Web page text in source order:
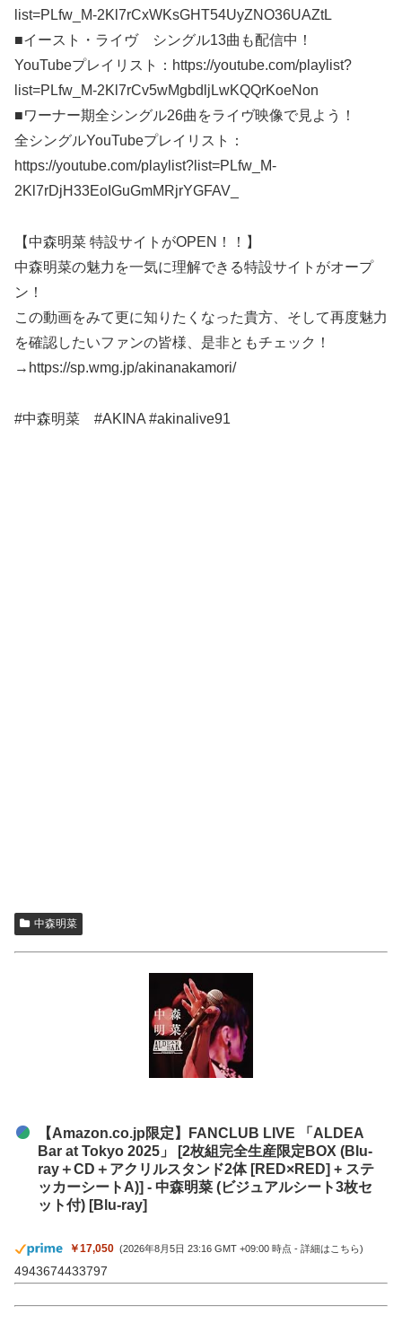
list=PLfw_M-2Kl7rCxWKsGHT54UyZNO36UAZtL
■イースト・ライヴ シングル13曲も配信中！
YouTubeプレイリスト：https://youtube.com/playlist?
list=PLfw_M-2Kl7rCv5wMgbdljLwKQQrKoeNon
■ワーナー期全シングル26曲をライヴ映像で見よう！
全シングルYouTubeプレイリスト：
https://youtube.com/playlist?list=PLfw_M-
2Kl7rDjH33EoIGuGmMRjrYGFAV_
【中森明菜 特設サイトがOPEN！！】
中森明菜の魅力を一気に理解できる特設サイトがオープ
ン！
この動画をみて更に知りたくなった貴方、そして再度魅力
を確認したいファンの皆様、是非ともチェック！
→https://sp.wmg.jp/akinanakamori/
#中森明菜 #AKINA #akinalive91
中森明菜
【Amazon.co.jp限定】FANCLUB LIVE 「ALDEA
Bar at Tokyo 2025」 [2枚組完全生産限定BOX (Blu-
ray＋CD＋アクリルスタンド2体 [RED×RED] + ステ
ッカーシートA)] - 中森明菜 (ビジュアルシート3枚セ
ット付) [Blu-ray]
￥17,050 (2026年8月5日 23:16 GMT +09:00 時点 -詳細はこちら)
4943674433797